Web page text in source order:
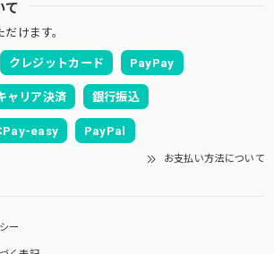
て
けます。
クレジットカード PayPay
ャリア決済 銀行振込
Pay-easy PayPal
お支払い方法について
ー